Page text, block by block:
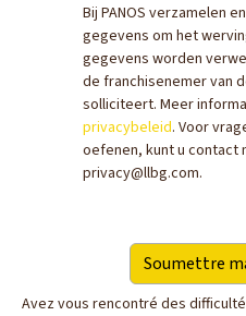
Bij PANOS verzamelen
gegevens om het
gegevens worden
de franchisenemer van
solliciteert. Meer
privacybeleid. Voor
oefenen, kunt u contact
privacy@llbg.com.
Avez vous rencontré des